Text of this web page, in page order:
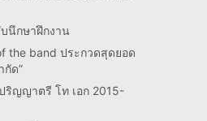
นึกษาฝึกงาน
the band ประกวดสุดยอด
กัด”
ริญญาตรี โท เอก 2015-